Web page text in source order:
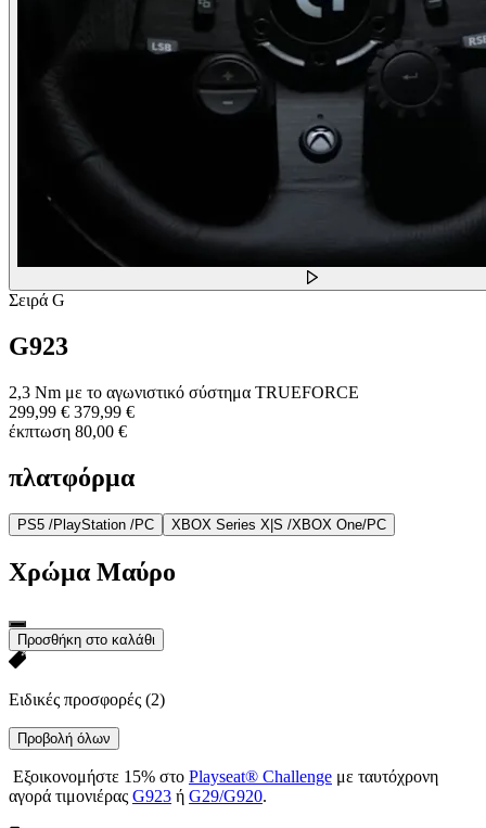
Σειρά G
G923
2,3 Nm με το αγωνιστικό σύστημα TRUEFORCE
299,99 € 379,99 €
έκπτωση 80,00 €
πλατφόρμα
PS5 /PlayStation /PC XBOX Series X|S /XBOX One/PC
Χρώμα Μαύρο
Προσθήκη στο καλάθι
Ειδικές προσφορές (2)
Προβολή όλων
Εξοικονομήστε 15% στο Playseat® Challenge με ταυτόχρονη
αγορά τιμονιέρας G923 ή G29/G920.